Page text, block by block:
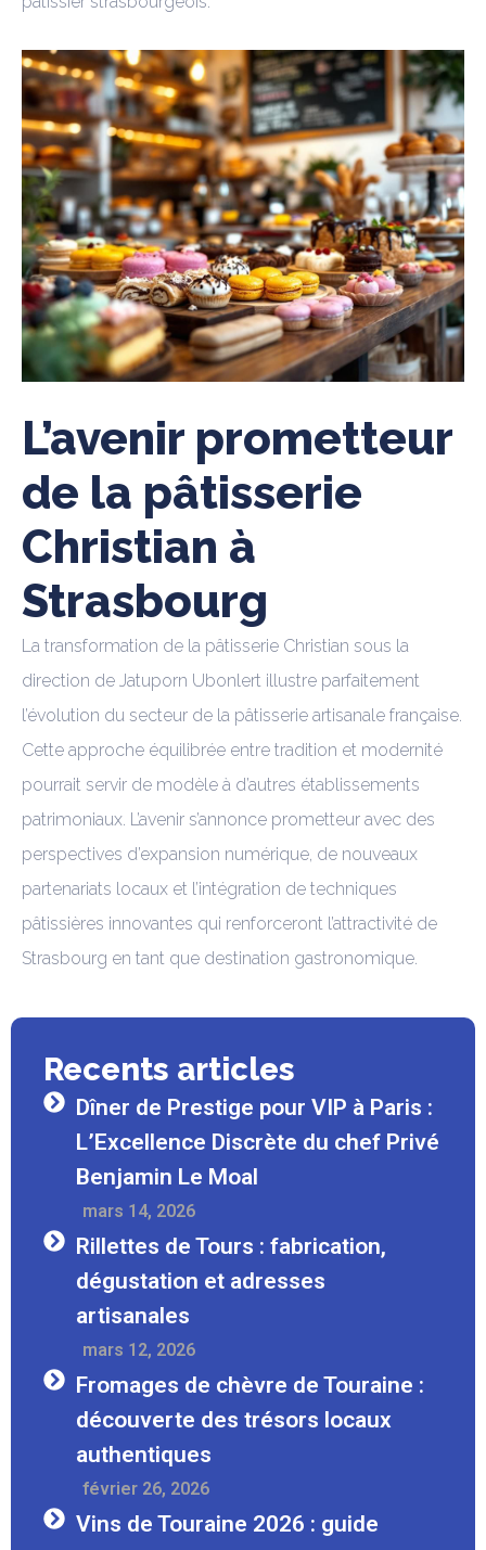
L’avenir prometteur
de la pâtisserie
Christian à
Strasbourg
La transformation de la pâtisserie Christian sous la
direction de Jatuporn Ubonlert illustre parfaitement
l’évolution du secteur de la pâtisserie artisanale française.
Cette approche équilibrée entre tradition et modernité
pourrait servir de modèle à d’autres établissements
patrimoniaux. L’avenir s’annonce prometteur avec des
perspectives d’expansion numérique, de nouveaux
partenariats locaux et l’intégration de techniques
pâtissières innovantes qui renforceront l’attractivité de
Strasbourg en tant que destination gastronomique.
Recents articles
Dîner de Prestige pour VIP à Paris :
L’Excellence Discrète du chef Privé
Benjamin Le Moal
Mars 14, 2026
Rillettes de Tours : fabrication,
dégustation et adresses
artisanales
Mars 12, 2026
Fromages de chèvre de Touraine :
découverte des trésors locaux
authentiques
Février 26, 2026
Vins de Touraine 2026 : guide